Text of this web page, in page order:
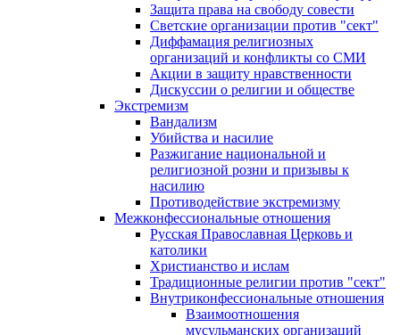
Защита права на свободу совести
Светские организации против "сект"
Диффамация религиозных
организаций и конфликты со СМИ
Акции в защиту нравственности
Дискуссии о религии и обществе
Экстремизм
Вандализм
Убийства и насилие
Разжигание национальной и
религиозной розни и призывы к
насилию
Противодействие экстремизму
Межконфессиональные отношения
Русская Православная Церковь и
католики
Христианство и ислам
Традиционные религии против "сект"
Внутриконфессиональные отношения
Взаимоотношения
мусульманских организаций